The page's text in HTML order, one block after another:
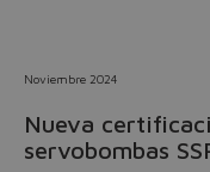
Noviembre 2024
Nueva
servobombas